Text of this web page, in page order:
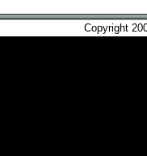
Copyright